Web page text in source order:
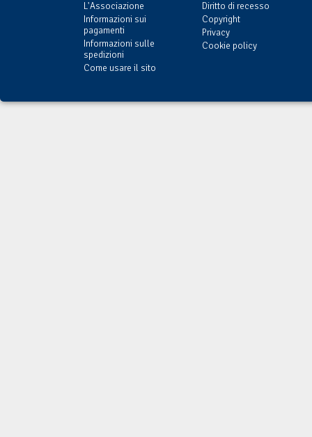
L'Associazione
Informazioni sui
pagamenti
Informazioni sulle
spedizioni
Come usare il sito
Diritto di recesso
Copyright
Privacy
Cookie policy